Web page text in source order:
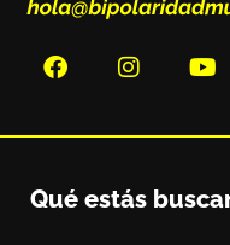
Qué estás